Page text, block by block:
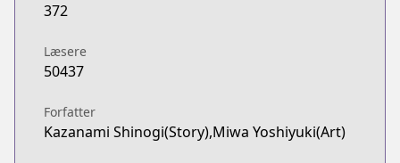
372
Læsere
50437
Forfatter
Kazanami Shinogi(Story),Miwa Yoshiyuki(Art)